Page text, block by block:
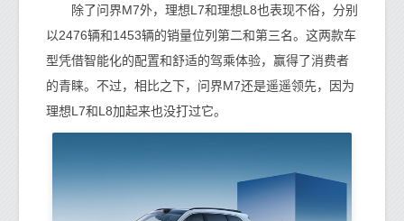
除了问界M7外，理想L7和理想L8也表现不俗，分别
以2476辆和1453辆的销量位列第二和第三名。这两款车
型凭借智能化的配置和舒适的驾乘体验，赢得了消费者
的青睐。不过，相比之下，问界M7还是遥遥领先，因为
理想L7和L8加起来也没打过它。